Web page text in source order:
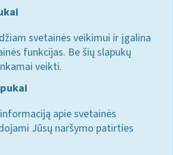
svetainės veikimui ir įgalina
funkcijas. Be šių slapukų
veikti.
apie svetainės
Jūsų naršymo patirties